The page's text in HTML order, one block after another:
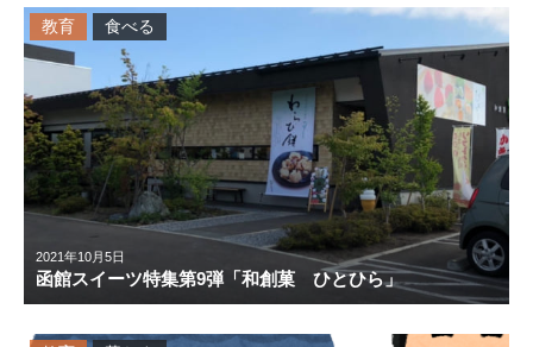
2021年10月5日
函館スイーツ特集第9弾「和創菓 ひとひら」
教育 食べる